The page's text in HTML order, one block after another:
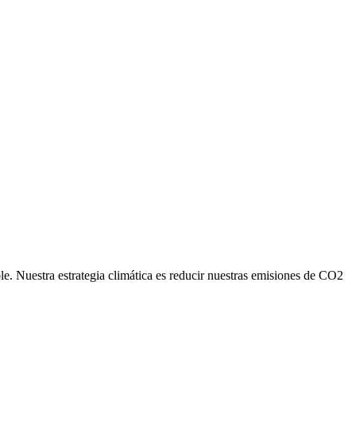
Nuestra estrategia climática es reducir nuestras emisiones de CO2